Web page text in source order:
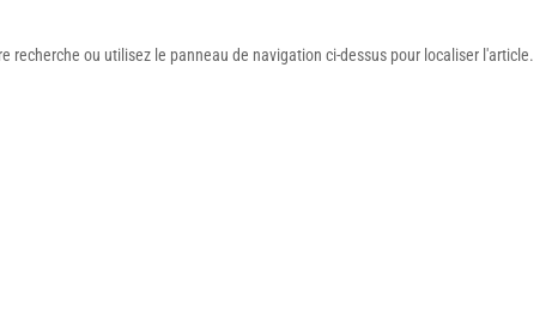
recherche ou utilisez le panneau de navigation ci-dessus pour localiser l'article.